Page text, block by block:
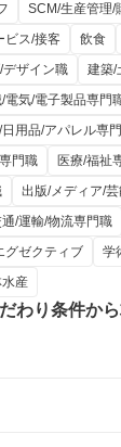
SCM/生産管理/
ビス/接客 飲食
デザイン職
建築/
電気/電子製品専門
用品/アパレル専
門職
医療/福祉
出版/メディア/
/運輸/物流専門職
グゼクティブ
学
産
わり条件か